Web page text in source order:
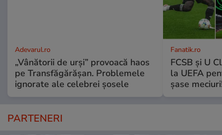
Adevarul.ro
„Vânătorii de urși” provoacă haos
pe Transfăgărășan. Problemele
ignorate ale celebrei șosele
Fanatik.ro
FCSB și U
la UEFA
șase
PARTENERI